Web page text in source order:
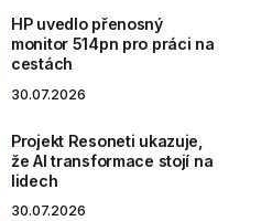
HP uvedlo přenosný
monitor 514pn pro práci na
cestách
30.07.2026
Projekt Resoneti ukazuje,
že AI transformace stojí na
lidech
30.07.2026